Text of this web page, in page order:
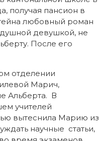
получая пансион в
любовный роман
девушкой, не
После его
отделении
Марич,
Альберта. В
учителей
вытеснила Марию из
научные статьи,